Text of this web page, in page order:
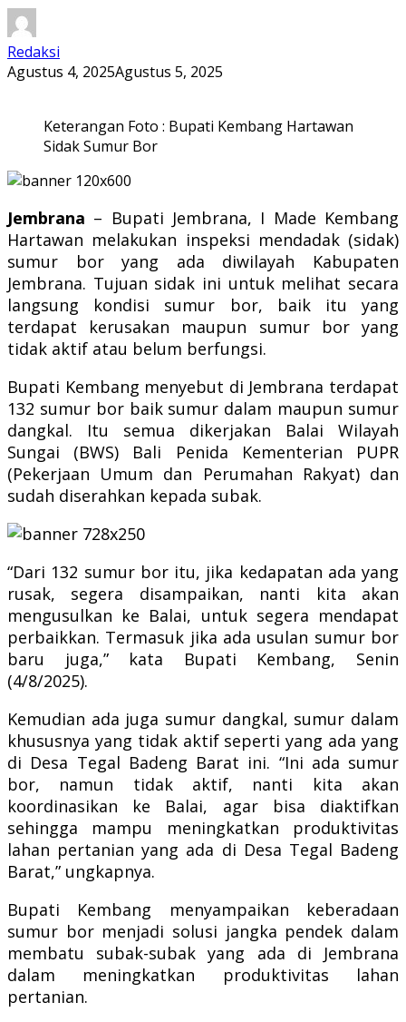
Redaksi
Agustus 4, 2025Agustus 5, 2025
Keterangan Foto : Bupati Kembang Hartawan
Sidak Sumur Bor
Jembrana – Bupati Jembrana, I Made Kembang
Hartawan melakukan inspeksi mendadak (sidak)
sumur bor yang ada diwilayah Kabupaten
Jembrana. Tujuan sidak ini untuk melihat secara
langsung kondisi sumur bor, baik itu yang
terdapat kerusakan maupun sumur bor yang
tidak aktif atau belum berfungsi.
Bupati Kembang menyebut di Jembrana terdapat
132 sumur bor baik sumur dalam maupun sumur
dangkal. Itu semua dikerjakan Balai Wilayah
Sungai (BWS) Bali Penida Kementerian PUPR
(Pekerjaan Umum dan Perumahan Rakyat) dan
sudah diserahkan kepada subak.
“Dari 132 sumur bor itu, jika kedapatan ada yang
rusak, segera disampaikan, nanti kita akan
mengusulkan ke Balai, untuk segera mendapat
perbaikkan. Termasuk jika ada usulan sumur bor
baru juga,” kata Bupati Kembang, Senin
(4/8/2025).
Kemudian ada juga sumur dangkal, sumur dalam
khususnya yang tidak aktif seperti yang ada yang
di Desa Tegal Badeng Barat ini. “Ini ada sumur
bor, namun tidak aktif, nanti kita akan
koordinasikan ke Balai, agar bisa diaktifkan
sehingga mampu meningkatkan produktivitas
lahan pertanian yang ada di Desa Tegal Badeng
Barat,” ungkapnya.
Bupati Kembang menyampaikan keberadaan
sumur bor menjadi solusi jangka pendek dalam
membatu subak-subak yang ada di Jembrana
dalam meningkatkan produktivitas lahan
pertanian.